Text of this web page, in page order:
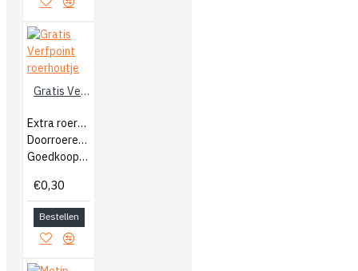
Gratis Verfpoint roerhoutje
Extra roerhoutjes
Doorroeren van verf
Goedkoop bijbestellen
€0,30
Bestellen